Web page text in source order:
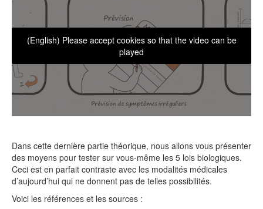
(English) Please accept cookies so that the video can be
played
Dans cette dernière partie théorique, nous allons vous présenter
des moyens pour tester sur vous-même les 5 lois biologiques.
Ceci est en parfait contraste avec les modalités médicales
d’aujourd’hui qui ne donnent pas de telles possibilités.
Voici les références et les sources :